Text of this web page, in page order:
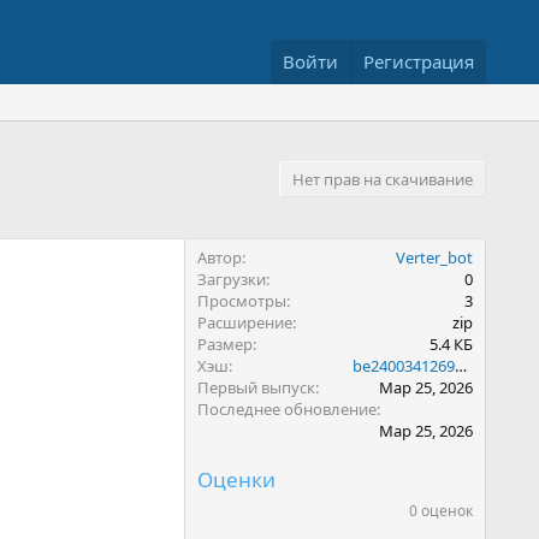
Войти Регистрация
Нет прав на скачивание
Автор
Verter_bot
Загрузки
0
Просмотры
3
Расширение
zip
Размер
5.4 КБ
Хэш
be24003412698537c48b7fdf1d825404
Первый выпуск
Мар 25, 2026
Последнее обновление
Мар 25, 2026
Оценки
0 оценок